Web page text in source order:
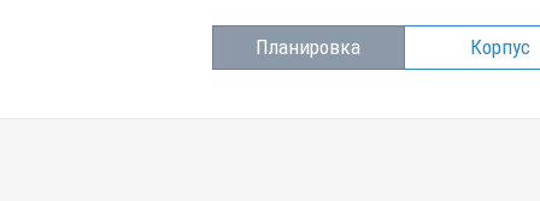
Планировка Корпус